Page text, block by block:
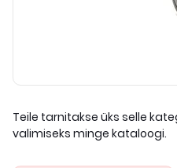
Teile tarnitakse üks selle
valimiseks minge kataloogi.